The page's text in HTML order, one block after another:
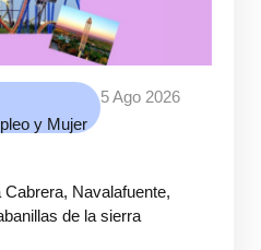
y Mujer
5 Ago 2026
Navalafuente,
de la sierra